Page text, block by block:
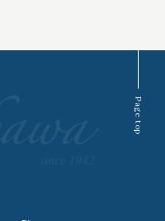
Page top